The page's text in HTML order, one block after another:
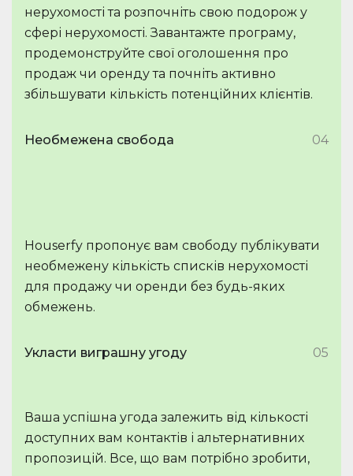
нерухомості та розпочніть свою подорож у
сфері нерухомості. Завантажте програму,
продемонструйте свої оголошення про
продаж чи оренду та почніть активно
збільшувати кількість потенційних клієнтів.
Необмежена свобода 04
Houserfy пропонує вам свободу публікувати
необмежену кількість списків нерухомості
для продажу чи оренди без будь-яких
обмежень.
Укласти виграшну угоду 05
Ваша успішна угода залежить від кількості
доступних вам контактів і альтернативних
пропозицій. Все, що вам потрібно зробити,